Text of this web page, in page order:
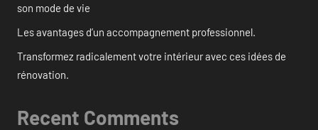
son mode de vie
Les avantages d’un accompagnement professionnel.
Transformez radicalement votre intérieur avec ces idées de
rénovation.
Recent Comments